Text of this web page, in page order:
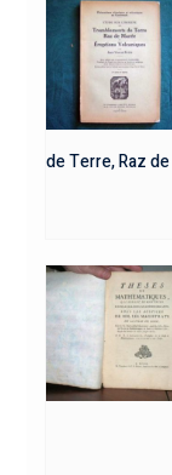
de Terre, Raz